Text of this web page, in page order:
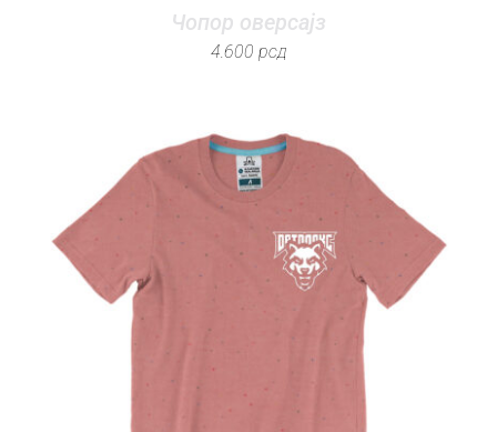
Чопор оверсајз
4.600 рсд